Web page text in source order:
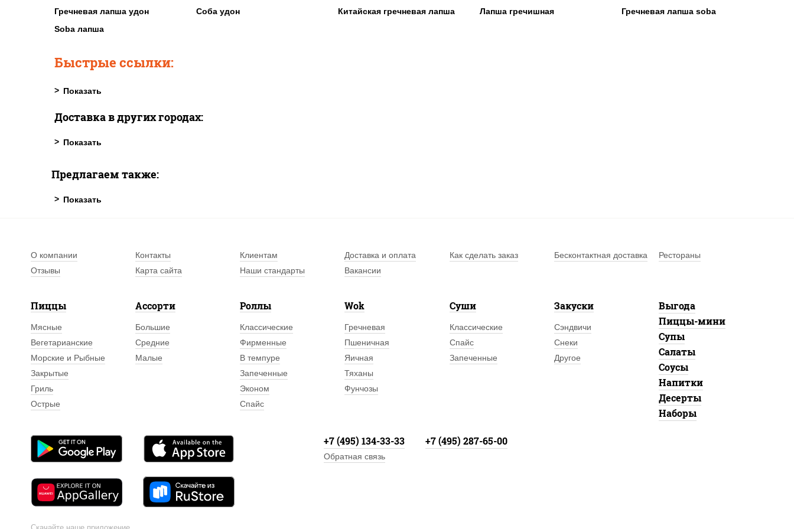
Гречневая лапша удон Соба удон Китайская гречневая лапша Лапша гречишная
Гречневая лапша soba
Soba лапша
Быстрые ссылки:
Доставка в других городах:
Предлагаем также:
О компании Контакты Клиентам Доставка и оплата Как сделать заказ Бесконтактная доставка
Рестораны
Отзывы
Карта сайта Наши стандарты Вакансии
Пиццы
Мясные
Вегетарианские
Морские и Рыбные
Закрытые
Гриль
Острые
Ассорти
Большие
Средние
Малые
Роллы
Классические
Фирменные
В темпуре
Запеченные
Эконом
Спайс
Wok
Гречневая
Пшеничная
Яичная
Тяханы
Фунчозы
Суши
Классические
Спайс
Запеченные
Закуски
Сэндвичи
Снеки
Другое
Выгода
Пиццы-мини
Супы
Салаты
Соусы
Напитки
Десерты
Наборы
+7 (495) 134-33-33 +7 (495) 287-65-00
Обратная связь